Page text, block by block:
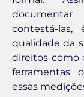
documentar
contestá-
qualidade da
direitos como
ferramentas
essas